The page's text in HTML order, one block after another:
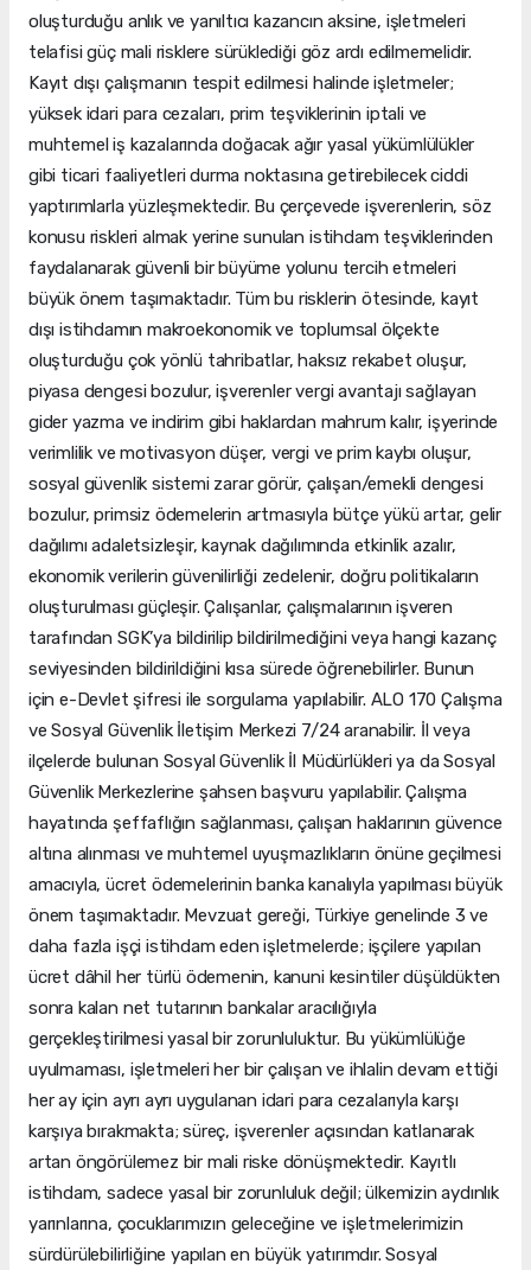
oluşturduğu anlık ve yanıltıcı kazancın aksine, işletmeleri
telafisi güç mali risklere sürüklediği göz ardı edilmemelidir.
Kayıt dışı çalışmanın tespit edilmesi halinde işletmeler;
yüksek idari para cezaları, prim teşviklerinin iptali ve
muhtemel iş kazalarında doğacak ağır yasal yükümlülükler
gibi ticari faaliyetleri durma noktasına getirebilecek ciddi
yaptırımlarla yüzleşmektedir. Bu çerçevede işverenlerin, söz
konusu riskleri almak yerine sunulan istihdam teşviklerinden
faydalanarak güvenli bir büyüme yolunu tercih etmeleri
büyük önem taşımaktadır. Tüm bu risklerin ötesinde, kayıt
dışı istihdamın makroekonomik ve toplumsal ölçekte
oluşturduğu çok yönlü tahribatlar, haksız rekabet oluşur,
piyasa dengesi bozulur, işverenler vergi avantajı sağlayan
gider yazma ve indirim gibi haklardan mahrum kalır, işyerinde
verimlilik ve motivasyon düşer, vergi ve prim kaybı oluşur,
sosyal güvenlik sistemi zarar görür, çalışan/emekli dengesi
bozulur, primsiz ödemelerin artmasıyla bütçe yükü artar, gelir
dağılımı adaletsizleşir, kaynak dağılımında etkinlik azalır,
ekonomik verilerin güvenilirliği zedelenir, doğru politikaların
oluşturulması güçleşir. Çalışanlar, çalışmalarının işveren
tarafından SGK’ya bildirilip bildirilmediğini veya hangi kazanç
seviyesinden bildirildiğini kısa sürede öğrenebilirler. Bunun
için e-Devlet şifresi ile sorgulama yapılabilir. ALO 170 Çalışma
ve Sosyal Güvenlik İletişim Merkezi 7/24 aranabilir. İl veya
ilçelerde bulunan Sosyal Güvenlik İl Müdürlükleri ya da Sosyal
Güvenlik Merkezlerine şahsen başvuru yapılabilir. Çalışma
hayatında şeffaflığın sağlanması, çalışan haklarının güvence
altına alınması ve muhtemel uyuşmazlıkların önüne geçilmesi
amacıyla, ücret ödemelerinin banka kanalıyla yapılması büyük
önem taşımaktadır. Mevzuat gereği, Türkiye genelinde 3 ve
daha fazla işçi istihdam eden işletmelerde; işçilere yapılan
ücret dâhil her türlü ödemenin, kanuni kesintiler düşüldükten
sonra kalan net tutarının bankalar aracılığıyla
gerçekleştirilmesi yasal bir zorunluluktur. Bu yükümlülüğe
uyulmaması, işletmeleri her bir çalışan ve ihlalin devam ettiği
her ay için ayrı ayrı uygulanan idari para cezalarıyla karşı
karşıya bırakmakta; süreç, işverenler açısından katlanarak
artan öngörülemez bir mali riske dönüşmektedir. Kayıtlı
istihdam, sadece yasal bir zorunluluk değil; ülkemizin aydınlık
yarınlarına, çocuklarımızın geleceğine ve işletmelerimizin
sürdürülebilirliğine yapılan en büyük yatırımdır. Sosyal